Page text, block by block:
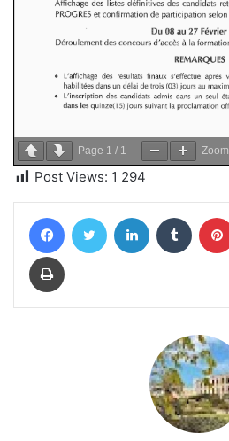
Page 1 / 1 Zoom
Post Views: 1 294
FacebookTwitter Linkedin Tumblr
Imprimer